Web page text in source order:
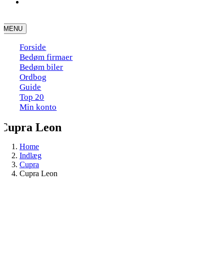
to
content
MENU
Forside
Bedøm firmaer
Bedøm biler
Ordbog
Guide
Top 20
Min konto
Cupra Leon
Home
Indlæg
Cupra
Cupra Leon